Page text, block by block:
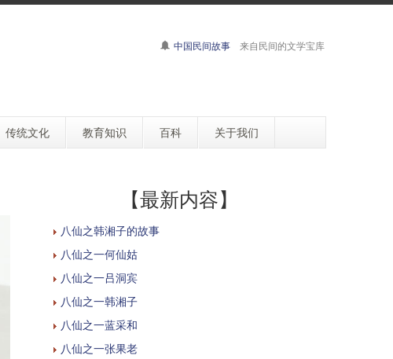
中国民间故事 来自民间的文学宝库
传统文化 教育知识 百科 关于我们
【最新内容】
八仙之韩湘子的故事
八仙之一何仙姑
八仙之一吕洞宾
八仙之一韩湘子
八仙之一蓝采和
八仙之一张果老